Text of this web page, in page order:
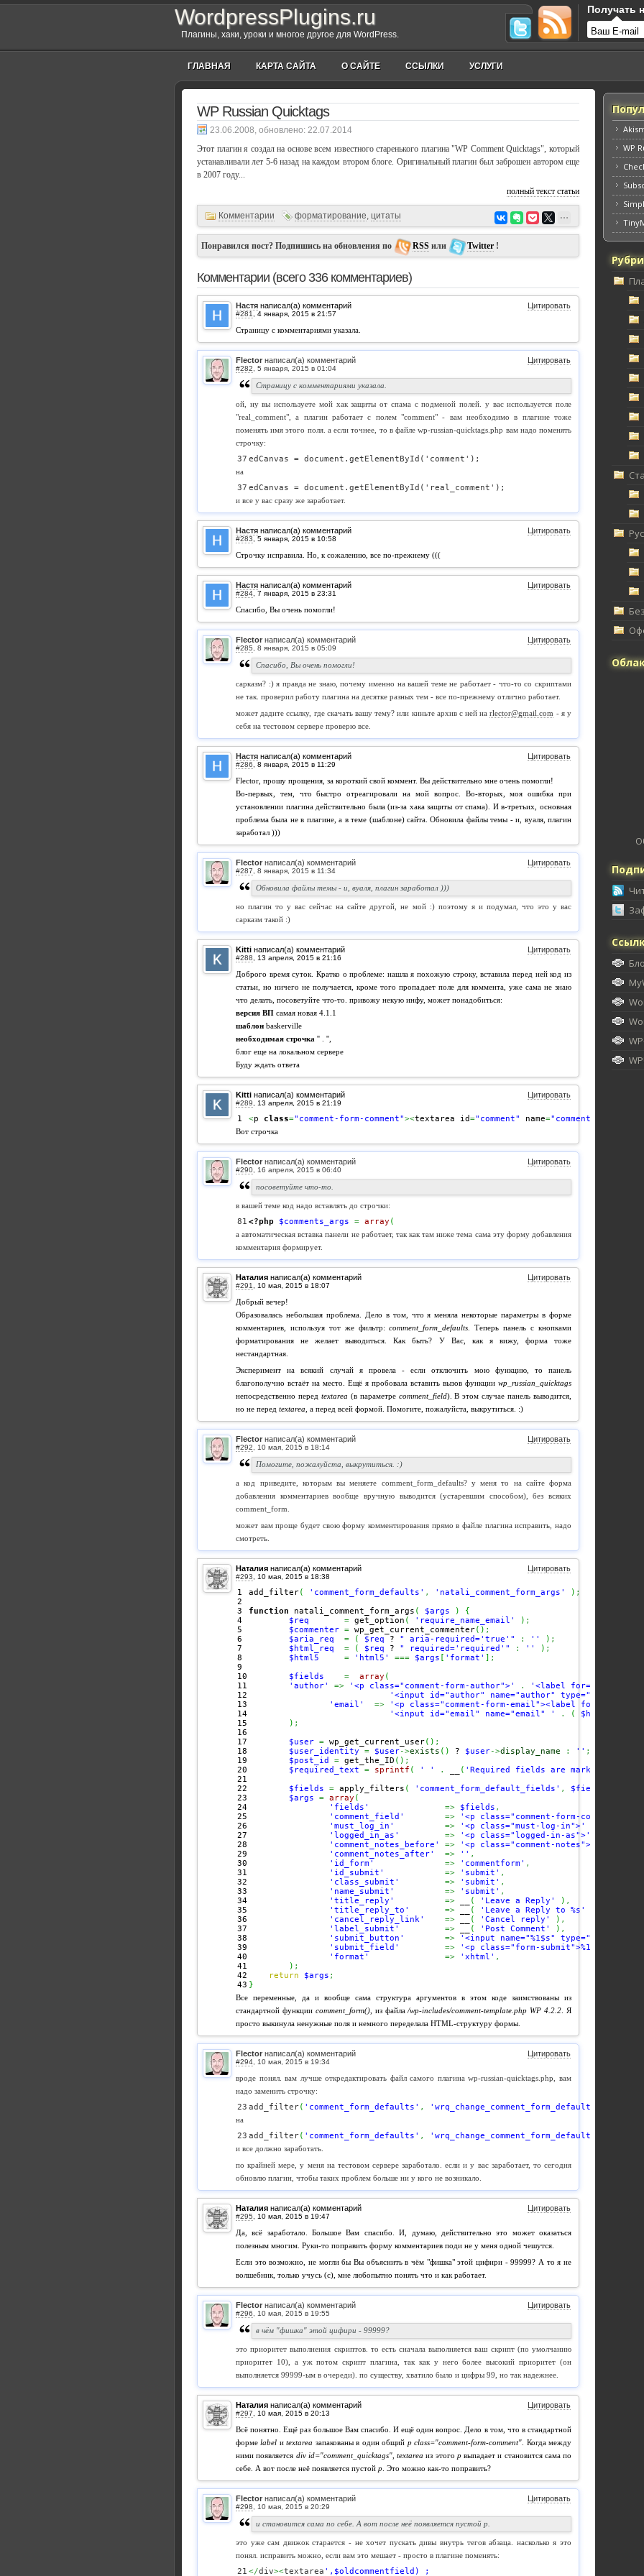
WordpressPlugins.ru
Плагины, хаки, уроки и многое другое для WordPress.
ГЛАВНАЯ КАРТА САЙТА О САЙТЕ ССЫЛКИ УСЛУГИ
Получать
WP Russian Quicktags
22.07.2014
, обновлено:
Этот плагин я создал на основе всем известного старенького плагина "WP Comment Quicktags", который
устанавливали лет 5-6 назад на каждом втором блоге. Оригинальный плагин был заброшен автором еще
в 2007 году...
полный текст статьи
Комментарии форматирование, цитаты
Понравился пост? Подпишись на обновления по RSS или Twitter !
Комментарии (всего 336 комментариев)
Настя написал(а) комментарий Цитировать
#281
Страницу с комментариями указала.
Flector написал(а) комментарий Цитировать
#282
Страницу с комментариями указала.
ой, ну вы используете мой хак защиты от спама с подменой полей. у вас используется поле
"real_comment", а плагин работает с полем "comment" - вам необходимо в плагине тоже
поменять имя этого поля. а если точнее, то в файле wp-russian-quicktags.php вам надо поменять
строчку:
edCanvas = document.getElementById('comment');
на
edCanvas = document.getElementById('real_comment');
и все у вас сразу же заработает.
Настя написал(а) комментарий Цитировать
#283
Строчку исправила. Но, к сожалению, все по-прежнему (((
Настя написал(а) комментарий Цитировать
#284
Спасибо, Вы очень помогли!
Flector написал(а) комментарий Цитировать
#285
Спасибо, Вы очень помогли!
сарказм? :) я правда не знаю, почему именно на вашей теме не работает - что-то со скриптами
не так. проверил работу плагина на десятке разных тем - все по-прежнему отлично работает.
может дадите ссылку, где скачать вашу тему? или киньте архив с ней наrlector@gmail.com - я у
себя на тестовом сервере проверю все.
Настя написал(а) комментарий Цитировать
#286
Flector, прошу прощения, за короткий свой коммент. Вы действительно мне очень помогли!
Во-первых, тем, что быстро отреагировали на мой вопрос. Во-вторых, моя ошибка при
установлении плагина действительно была (из-за хака защиты от спама). И в-третьих, основная
проблема была не в плагине, а в теме (шаблоне) сайта. Обновила файлы темы - и, вуаля, плагин
заработал )))
Flector написал(а) комментарий Цитировать
#287
Обновила файлы темы - и, вуаля, плагин заработал )))
но плагин то у вас сейчас на сайте другой, не мой :) поэтому я и подумал, что это у вас
сарказм такой :)
Kitti написал(а) комментарий Цитировать
#288
Доброго время суток. Кратко о проблеме: нашла я похожую строку, вставила перед ней код из
статьи, но ничего не получается, кроме того пропадает поле для коммента, уже сама не знаю
что делать, посоветуйте что-то. привожу некую инфу, может понадобиться:
версия ВП самая новая 4.1.1
шаблон baskerville
необходимая строчка '' . '',
блог еще на локальном сервере
Буду ждать ответа
Kitti написал(а) комментарий Цитировать
#289
<p class="comment-form-comment"><textarea id="comment" name="comment"
Вот строчка
Flector написал(а) комментарий Цитировать
#290
посоветуйте что-то.
в вашей теме код надо вставлять до строчки:
<?php $comments_args = array (
а автоматическая вставка панели не работает, так как там ниже тема сама эту форму добавления
комментария формирует.
Наталия написал(а) комментарий Цитировать
#291
Добрый вечер!
Образовалась небольшая проблема. Дело в том, что я меняла некоторые параметры в форме
комментариев, используя тот же фильтр:comment_form_defaults . Теперь панель с кнопками
форматирования не желает выводиться. Как быть? У Вас, как я вижу, форма тоже
нестандартная.
Эксперимент на всякий случай я провела - если отключить мою функцию, то панель
благополучно встаёт на место. Ещё я пробовала вставить вызов функции wp_russian_quicktags
непосредственно перед textarea (в параметре comment_field). В этом случае панель выводится,
но не перед textarea , а перед всей формой. Помогите, пожалуйста, выкрутиться. :)
Flector написал(а) комментарий Цитировать
#292
Помогите, пожалуйста, выкрутиться. :)
а код приведите, которым вы меняете comment_form_defaults? у меня то на сайте форма
добавления комментариев вообще вручную выводится (устаревшим способом), без всяких
comment_form.
может вам проще будет свою форму комментирования прямо в файле плагина исправить, надо
смотреть.
Наталия написал(а) комментарий Цитировать
#293
1
2
3
4
5
6
7
8
9
10
11
12
13
14
15
16
17
18
19
20
21
22
23
24
25
26
27
28
29
30
31
32
33
34
35
36
37
38
39
40
41
42
add_filter( 'comment_form_defaults' , 'natali_comment_form_args' ) ;
function natali_comment_form_args ( $args )
{
$req
= get_option ( 'require_name_email' ) ;
$commenter = wp_get_current_commenter( ) ;
$aria_req
= ( $req ? " aria-required='true'" : '' ) ;
$html_req
= ( $req ? " required='required'" : '' ) ;
$html5
= 'html5' === $args [ 'format' ] ;
$fields
= array (
'author'
=> '<p class="comment-form-author">' . '<label for="author">'
'<input id="author" name="author" type="text"
'email'
=> '<p class="comment-form-email"><label for="email">'
'<input id="email" name="email" '
. ( $html5
) ;
$user = wp_get_current_user( ) ;
$user_identity
= $user->exists ( ) ? $user->display_name : '' ;
$post_id
= get_the_ID ( ) ;
$required_text
= sprintf ( ' ' . ( 'Required fields are marked %s'
$fields
= apply_filters ( 'comment_form_default_fields' , $fields
$args
= array (
'fields'
=> $fields ,
'comment_field'
=> '<p class="comment-form-
'must_log_in'
=> '<p class="must-log-in">'
'logged_in_as'
=> '<p class="logged-in-as">'
'comment_notes_before'
=> '<p class="comment-notes">'
'comment_notes_after'
=> '' ,
'id_form'
=> 'commentform' ,
'id_submit'
=> 'submit' ,
'class_submit'
=> 'submit' ,
'name_submit'
=> 'submit' ,
'title_reply'
=> ( 'Leave a Reply' ) ,
'title_reply_to'
=> ( 'Leave a Reply to %s'
'cancel_reply_link'
=> ( 'Cancel reply' ) ,
'label_submit'
=> ( 'Post Comment' ) ,
'submit_button'
=> '<input name="%1$s" type="submit"
'submit_field'
=> '<p class="form-submit">%1$s %2$s</
'format'
=> 'xhtml' ,
) ;
return
$args ;
}
Все переменные, да и вообще сама структура аргументов в этом коде заимствованы из
стандартной функции comment_form(), из файла/wp-includes/comment-template.php WP 4.2.2 . Я
просто выкинула ненужные поля и немного переделала HTML-структуру формы.
Flector написал(а) комментарий Цитировать
#294
вроде понял. вам лучше откредактировать файл самого плагина wp-russian-quicktags.php, вам
надо заменить строчку:
add_filter( 'comment_form_defaults' , 'wrq_change_comment_form_defaults'
на
add_filter( 'comment_form_defaults' , 'wrq_change_comment_form_defaults'
и все должно заработать.
по крайней мере, у меня на тестовом сервере заработало. если и у вас заработает, то сегодня
обновлю плагин, чтобы таких проблем больше ни у кого не возникало.
Наталия написал(а) комментарий Цитировать
#295
Да, всё заработало. Большое Вам спасибо. И, думаю, действительно это может оказаться
полезным многим. Руки-то поправить форму комментариев поди не у меня одной чешутся.
Если это возможно, не могли бы Вы объяснить в чём "фишка" этой цифири - 99999? А то я не
волшебник, только учусь (с), мне любопытно понять что и как работает.
Flector написал(а) комментарий Цитировать
#296
в чём "фишка" этой цифири - 99999?
это приоритет выполнения скриптов. то есть сначала выполняется ваш скрипт (по умолчанию
приоритет 10), а уж потом скрипт плагина, так как у него более высокий приоритет (он
выполняется 99999-ым в очереди). по существу, хватило было и цифры 99, но так надежнее.
Наталия написал(а) комментарий Цитировать
#297
Всё понятно. Ещё раз большое Вам спасибо. И ещё один вопрос. Дело в том, что в стандартной
формеlabel иtextarea запакованы в один общий p class="comment-form-comment" . Когда между
ними появляется div id="comment_quicktags", textarea из этого pвыпадает и становится сама по
себе. А вот после неё появляется пустой p . Это можно как-то поправить?
Flector написал(а) комментарий Цитировать
#298
и становится сама по себе. А вот после неё появляется пустой p.
это уже сам движок старается - не хочет пускать дивы внутрь тегов абзаца. насколько я это
понял. исправить можно, если вам это мешает - просто в плагине поменять:
</div><textarea ',$oldcommentfield) ;
WP